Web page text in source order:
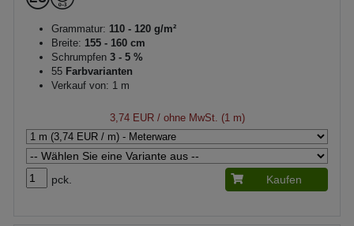
Grammatur: 110 - 120 g/m²
Breite: 155 - 160 cm
Schrumpfen 3 - 5 %
55 Farbvarianten
Verkauf von: 1 m
3,74 EUR/ ohne MwSt. (1 m)
pck. Kaufen